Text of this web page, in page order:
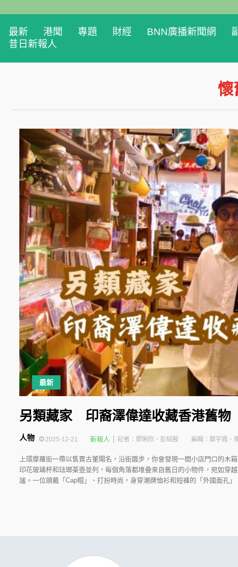
最新 港聞 專題 財經 BNN廣播新聞網
昔日新報人
懷
最新
另類藏家 印裔澤偉達收藏香港舊
2025-12-21
人物 新報人 記者：鄧俐欣、彭紹殷 編輯：鄭宇霞、
上環摩羅街一帶以售賣古董聞名，沿街踱步，你會發現一間小店門口的
印花玻璃杯和琺瑯茶壺並列，每個角落都堆疊來自舊日的小物件，宛如
謐。一位頭戴「Cap帽」、打扮時尚，身穿潮牌恤衫和短褲的「外國面孔